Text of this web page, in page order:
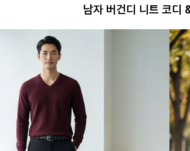
남자 버건디 니트 코디